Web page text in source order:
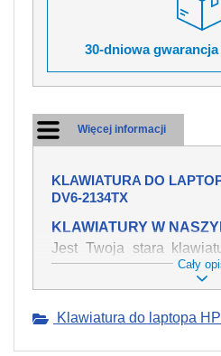
30-dniowa gwarancja
Więcej informacji
KLAWIATURA DO
DV6-2134TX
KLAWIATURY W
Jest Twoja stara
HP Pavilion dv6-2134tx
uszkodzona, polałeś ją
swojej pozycji? Kup
Cały
Klawiatura do laptopa HP